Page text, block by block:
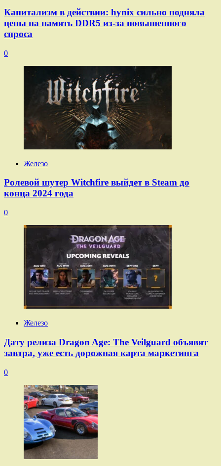
Капитализм в действии: hynix сильно подняла
цены на память DDR5 из-за повышенного
спроса
0
Железо
Ролевой шутер Witchfire выйдет в Steam до
конца 2024 года
0
Железо
Дату релиза Dragon Age: The Veilguard объявят
завтра, уже есть дорожная карта маркетинга
0